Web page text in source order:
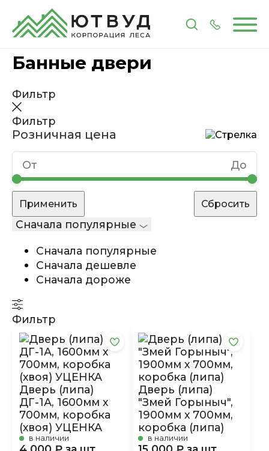
ГлавнаяКаталогВсе для бани Банные двери
Банные двери
Фильтр
Фильтр
Розничная цена
Сначала популярные
Сначала популярные
Сначала дешевле
Сначала дороже
Фильтр
Дверь (липа)
ДГ-1А, 1600мм х
700мм, коробка
(хвоя) УЦЕНКА
в наличии
Дверь (липа)
"Змей Горыныч",
1900мм х 700мм,
коробка (липа)
в наличии